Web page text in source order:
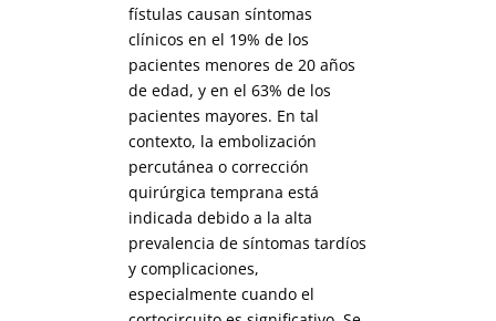
fístulas causan síntomas
clínicos en el 19% de los
pacientes menores de 20 años
de edad, y en el 63% de los
pacientes mayores. En tal
contexto, la embolización
percutánea o corrección
quirúrgica temprana está
indicada debido a la alta
prevalencia de síntomas tardíos
y complicaciones,
especialmente cuando el